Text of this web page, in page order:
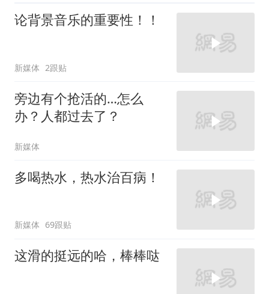
论背景音乐的重要性！！
新媒体 2跟贴
旁边有个抢活的…怎么
办？人都过去了？
新媒体
多喝热水，热水治百病！
新媒体 69跟贴
这滑的挺远的哈，棒棒哒